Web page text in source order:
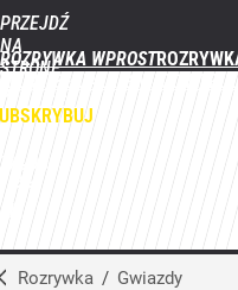
PRZEJDŹ
NA
STRONĘ
WPROST.PL
ROZRYWKA WPROST
Rozrywka / Gwiazdy